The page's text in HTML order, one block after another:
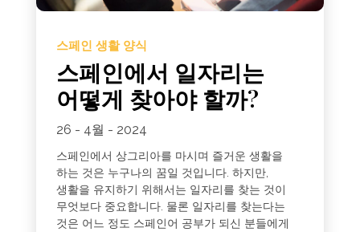
스페인 생활 양식
스페인에서 일자리는
어떻게 찾아야 할까?
26 - 4월 - 2024
스페인에서 상그리아를 마시며 즐거운 생활을
하는 것은 누구나의 꿈일 것입니다. 하지만,
생활을 유지하기 위해서는 일자리를 찾는 것이
무엇보다 중요합니다. 물론 일자리를 찾는다는
것은 어느 정도 스페인어 공부가 되신 분들에게